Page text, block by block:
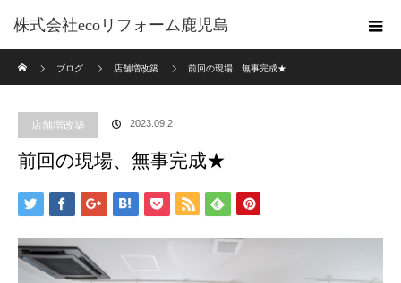
株式会社ecoリフォーム鹿児島
ブログ
店舗増改築 前回の現場、無事完成★
店舗増改築 2023.09.2
前回の現場、無事完成★